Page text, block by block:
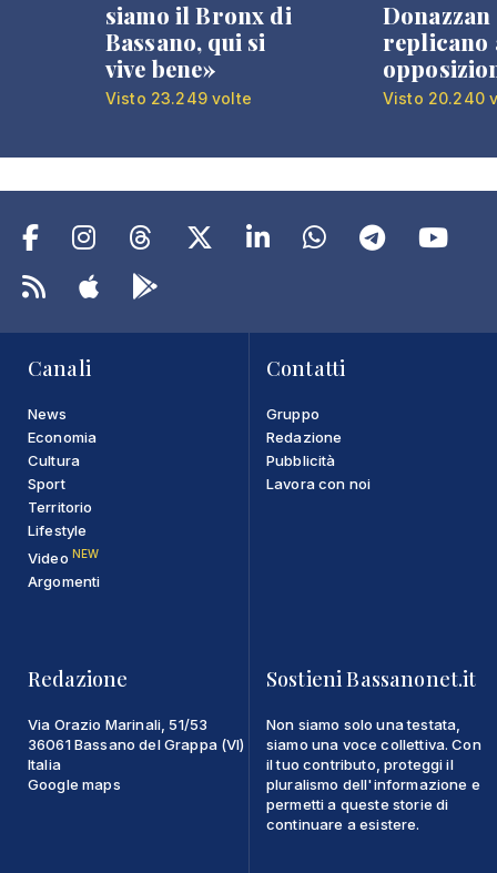
siamo il Bronx di
Bassano, qui si
vive bene»
Visto 23.249 volte
Donazzan
replicano
Visto 20.240
Canali
News
Economia
Cultura
Sport
Territorio
Lifestyle
Video NEW
Argomenti
Contatti
Gruppo
Redazione
Pubblicità
Lavora con noi
Redazione
Via Orazio Marinali, 51/53
36061 Bassano del Grappa (VI)
Italia
Google maps
Sostieni Bassanonet.it
Non siamo solo una testata,
siamo una voce collettiva. Con
il tuo contributo, proteggi il
pluralismo dell'informazione e
permetti a queste storie di
continuare a esistere.